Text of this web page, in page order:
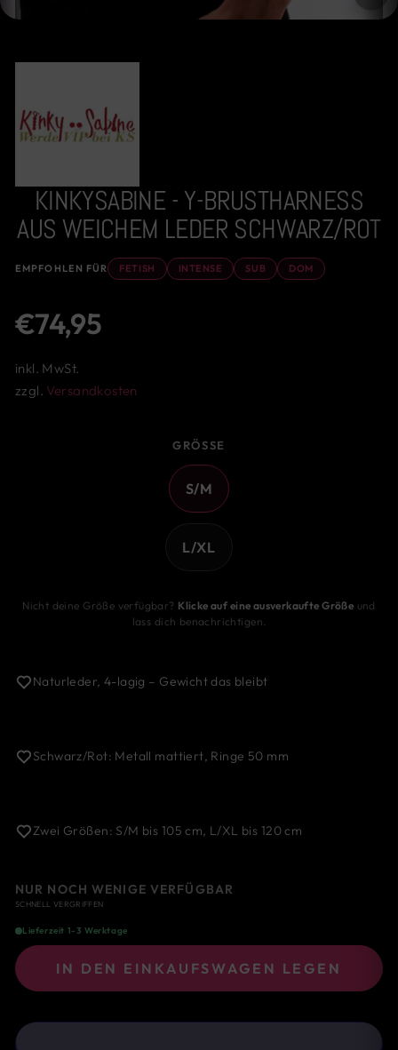
KINKYSABINE - Y-BRUSTHARNESS
AUS WEICHEM LEDER SCHWARZ/ROT
EMPFOHLEN FÜR FETISH INTENSE SUB DOM
€74,95
inkl. MwSt.
zzgl. Versandkosten
GRÖSSE
S/M
L/XL
Nicht deine Größe verfügbar? Klicke auf eine ausverkaufte Größe und
lass dich benachrichtigen.
Naturleder, 4-lagig – Gewicht das bleibt
Schwarz/Rot: Metall mattiert, Ringe 50 mm
Zwei Größen: S/M bis 105 cm, L/XL bis 120 cm
NUR NOCH WENIGE VERFÜGBAR
SCHNELL VERGRIFFEN
Lieferzeit 1-3 Werktage
IN DEN EINKAUFSWAGEN LEGEN